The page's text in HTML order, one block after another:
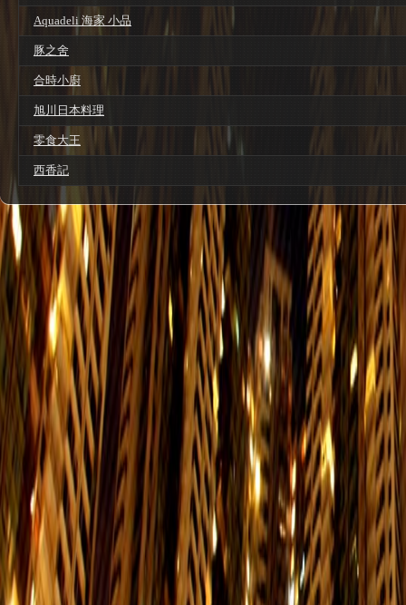
Aquadeli 海家 小品
豚之舍
合時小廚
旭川日本料理
零食大王
西香記